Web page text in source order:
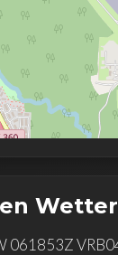
Wetter
061853Z